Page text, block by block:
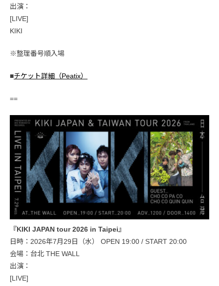
出演：
[LIVE]
KIKI
※整理番号順入場
■チケット詳細（Peatix）
==
『KIKI JAPAN tour 2026 in Taipei』
日時：2026年7月29日（水） OPEN 19:00 / START 20:00
会場：台北 THE WALL
出演：
[LIVE]